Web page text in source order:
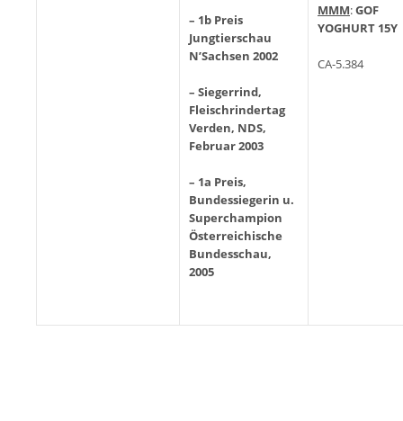
– 1b Preis
Jungtierschau
N’Sachsen 2002
– Siegerrind,
Fleischrindertag
Verden, NDS,
Februar 2003
– 1a Preis,
Bundessiegerin u.
Superchampion
Österreichische
Bundesschau,
2005
MMM:GOF
YOGHURT 15Y
CA-5.384